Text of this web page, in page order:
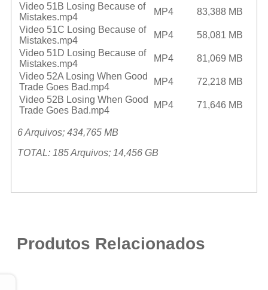
Video 51B Losing Because of
Mistakes.mp4
MP4
83,388 MB
Video 51C Losing Because of
Mistakes.mp4
MP4
58,081 MB
Video 51D Losing Because of
Mistakes.mp4
MP4
81,069 MB
Video 52A Losing When Good
Trade Goes Bad.mp4
MP4
72,218 MB
Video 52B Losing When Good
Trade Goes Bad.mp4
MP4 71,646 MB
6 Arquivos; 434,765 MB
TOTAL: 185 Arquivos; 14,456 GB
Produtos Relacionados